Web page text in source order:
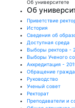
Об университете
Об
Приветствие
История
Сведения об
Доступная среда
Выборы ректора -
Выборы Ученого
Аккредитация -
Обращение
Руководство
Ученый совет
Ректорат
Преподаватели и